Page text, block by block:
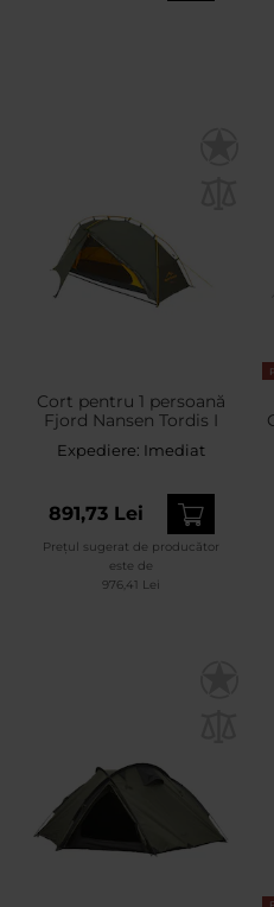
Cort pentru 1 persoană
Fjord Nansen Tordis I
Expediere: Imediat
891,73 Lei
Prețul sugerat de producător
este de
976,41 Lei